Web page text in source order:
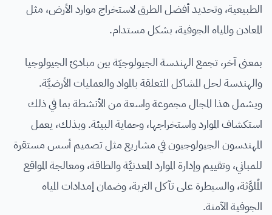
الطبيعية، وتحديد أفضل الطرق لاستخراج موارد الأرض، مثل
المعادن والمياه الجوفية، بشكل مستدام.
بمعنى آخر، تجمع الهندسة الجيولوجيّة بين مبادئ الجيولوجيا
والهندسة لحل المشاكل المتعلقة بالمواد والعمليات الأرضيَّة.
ويشمل هذا المجال مجموعة واسعة من الأنشطة بما في ذلك
استكشاف الموارد واستخراجها، وحماية البيئة. وبذلك، يعمل
المهندسون الجيولوجيون في مشاريع مثل تصميم أسس مستقرة
للمباني، وتقييم وإدارة الموارد المعدنيَّة والطاقة، ومعالجة المواقع
المُلوَّثة، والسيطرة على تآكل التربة، وضمان إمدادات المياه
الجوفية الآمنة.